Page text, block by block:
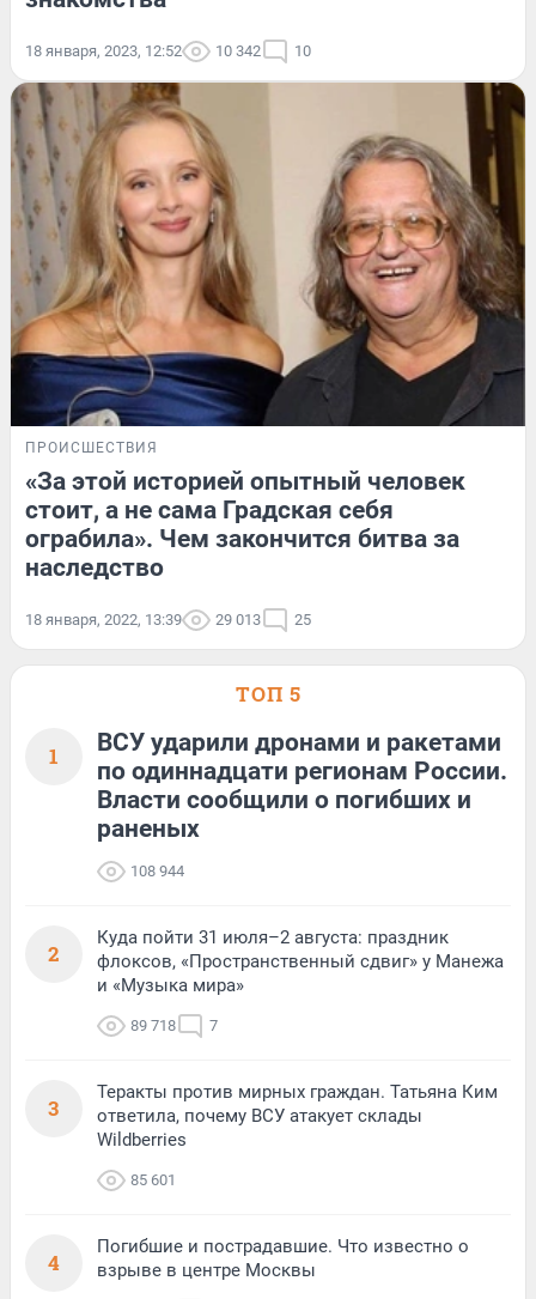
18 января, 2023, 12:52 10 342 10
ПРОИСШЕСТВИЯ
«За этой историей опытный человек
стоит, а не сама Градская себя
ограбила». Чем закончится битва за
наследство
18 января, 2022, 13:39 29 013 25
ТОП 5
1
ВСУ ударили дронами и ракетами
по одиннадцати регионам России.
Власти сообщили о погибших и
раненых
108 944
2
Куда пойти 31 июля–2 августа: праздник
флоксов, «Пространственный сдвиг» у Манежа
и «Музыка мира»
89 718 7
3
Теракты против мирных граждан. Татьяна Ким
ответила, почему ВСУ атакует склады
Wildberries
85 601
4
Погибшие и пострадавшие. Что известно о
взрыве в центре Москвы